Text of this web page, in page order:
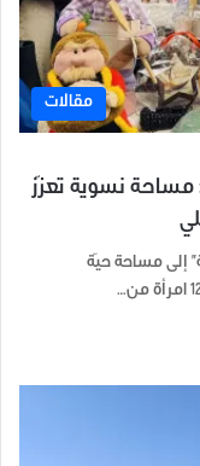
مقالات
مساحة نسوية تعزّز
إلى مساحة حيّة